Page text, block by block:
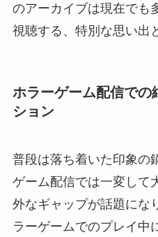
のアーカイブは現在でも
視聴する、特別な思い出
ホラーゲーム配信での
ション
普段は落ち着いた印象の
ゲーム配信では一変して
外なギャップが話題にな
ラーゲームでのプレイ中